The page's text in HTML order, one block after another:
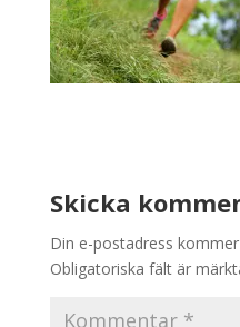
Skicka
Din e-postadress
Obligatoriska fält är